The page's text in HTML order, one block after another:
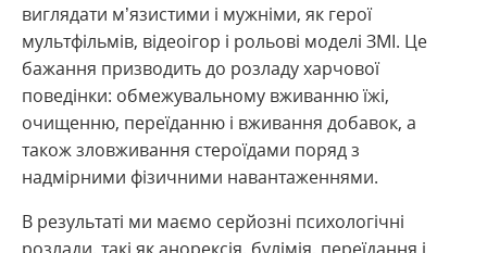
виглядати м’язистими і мужніми, як герої
мультфільмів, відеоігор і рольові моделі ЗМІ. Це
бажання призводить до розладу харчової
поведінки: обмежувальному вживанню їжі,
очищенню, переїданню і вживання добавок, а
також зловживання стероїдами поряд з
надмірними фізичними навантаженнями.
В результаті ми маємо серйозні психологічні